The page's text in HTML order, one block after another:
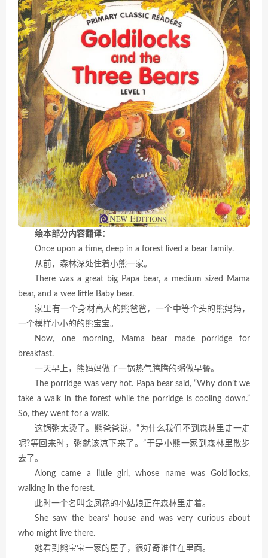
绘本部分内容翻译：
Once upon a time, deep in a forest lived a bear family.
从前，森林深处住着小熊一家。
There was a great big Papa bear, a medium sized Mama
bear, and a wee little Baby bear.
家里有一个身材高大的熊爸爸，一个中等个头的熊妈妈，
一个模样小小的的熊宝宝。
Now, one morning, Mama bear made porridge for
breakfast.
一天早上，熊妈妈做了一锅热气腾腾的粥做早餐。
The porridge was very hot. Papa bear said, “Why don’t we
take a walk in the forest while the porridge is cooling down.”
So, they went for a walk.
这锅粥太烫了。熊爸爸说，“为什么我们不到森林里走一走
呢?等回来时，粥就该凉下来了。”于是小熊一家到森林里散步
去了。
Along came a little girl, whose name was Goldilocks,
walking in the forest.
此时一个名叫金凤花的小姑娘正在森林里走着。
She saw the bears’ house and was very curious about
who might live there.
她看到熊宝宝一家的屋子，很好奇谁住在里面。